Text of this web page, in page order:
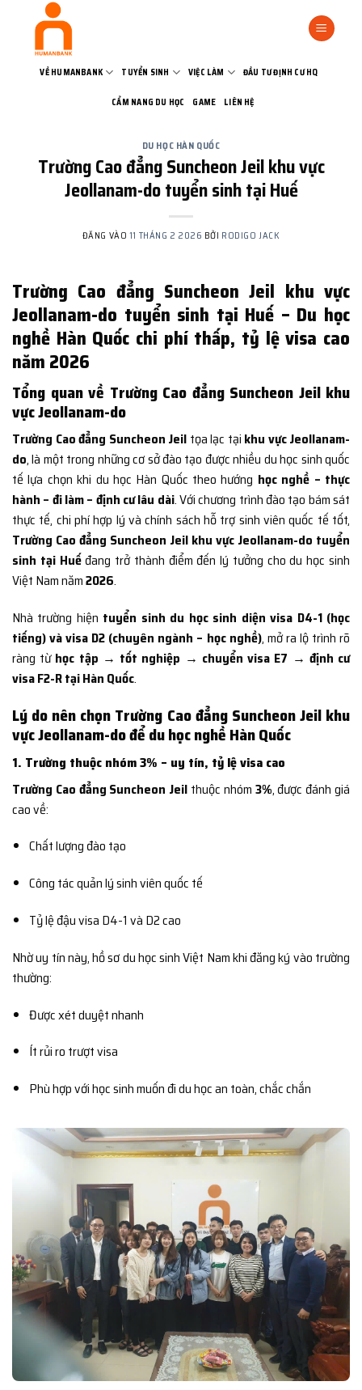
VỀ HUMANBANK TUYỂN SINH VIỆC LÀM ĐẦU TƯ ĐỊNH CƯ HQ
CẨM NANG DU HỌC GAME LIÊN HỆ
DU HỌC HÀN QUỐC
Trường Cao đẳng Suncheon Jeil khu vực
Jeollanam-do tuyển sinh tại Huế
ĐĂNG VÀO 11 THÁNG 2 2026 BỞI RODIGO JACK
Trường Cao đẳng Suncheon Jeil khu vực
Jeollanam-do tuyển sinh tại Huế – Du học
nghề Hàn Quốc chi phí thấp, tỷ lệ visa cao
năm 2026
Tổng quan về Trường Cao đẳng Suncheon Jeil khu
vực Jeollanam-do
Trường Cao đẳng Suncheon Jeil tọa lạc tại khu vực Jeollanam-
do, là một trong những cơ sở đào tạo được nhiều du học sinh quốc
tế lựa chọn khi du học Hàn Quốc theo hướng học nghề – thực
hành – đi làm – định cư lâu dài. Với chương trình đào tạo bám sát
thực tế, chi phí hợp lý và chính sách hỗ trợ sinh viên quốc tế tốt,
Trường Cao đẳng Suncheon Jeil khu vực Jeollanam-do tuyển
sinh tại Huếđang trở thành điểm đến lý tưởng cho du học sinh
Việt Nam năm2026.
Nhà trường hiện tuyển sinh du học sinh diện visa D4-1 (học
tiếng) và visa D2 (chuyên ngành – học nghề), mở ra lộ trình rõ
ràng từ học tập → tốt nghiệp → chuyển visa E7 → định cư
visa F2-R tại Hàn Quốc.
Lý do nên chọn Trường Cao đẳng Suncheon Jeil khu
vực Jeollanam-do để du học nghề Hàn Quốc
1. Trường thuộc nhóm 3% – uy tín, tỷ lệ visa cao
Trường Cao đẳng Suncheon Jeil thuộc nhóm 3%, được đánh giá
cao về:
Chất lượng đào tạo
Công tác quản lý sinh viên quốc tế
Tỷ lệ đậu visa D4-1 và D2 cao
Nhờ uy tín này, hồ sơ du học sinh Việt Nam khi đăng ký vào trường
thường:
Được xét duyệt nhanh
Ít rủi ro trượt visa
Phù hợp với học sinh muốn đi du học an toàn, chắc chắn